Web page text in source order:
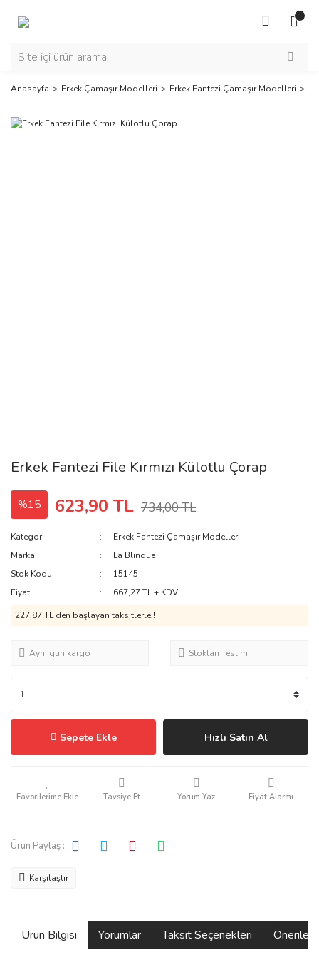
Anasayfa Erkek Çamaşır Modelleri Erkek Fantezi Çamaşır Modelleri
Erkek Fantezi File Kırmızı Külotlu Çorap
%15 623,90 TL 734,00 TL
Kategori
Erkek Fantezi Çamaşır Modelleri
Marka
La Blinque
Stok Kodu
15145
Fiyat
667,27 TL + KDV
227,87 TL den başlayan taksitlerle!!
Aynı gün kargo Stoktan Teslim
Sepete Ekle Hızlı Satın Al
Tavsiye Et Yorum Yaz Fiyat Alarmı
Ürün Paylaş :
Karşılaştır
Ürün Bilgisi Yorumlar Taksit Seçenekleri